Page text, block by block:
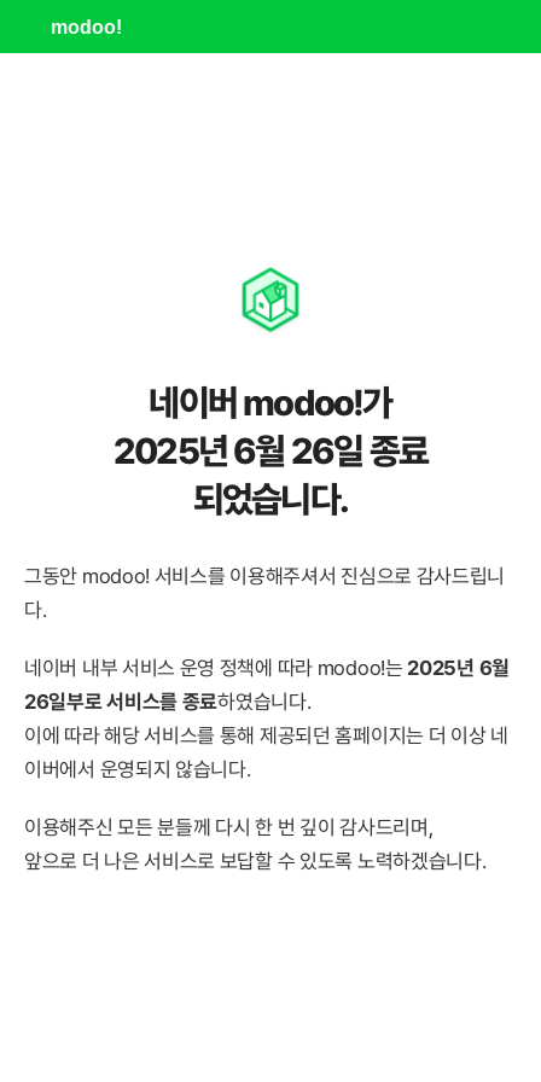
modoo!
네이버 modoo!가
2025년 6월 26일 종료
되었습니다.
그동안 modoo! 서비스를 이용해주셔서 진심으로 감사드립니
다.
네이버 내부 서비스 운영 정책에 따라 modoo!는 2025년 6월
26일부로 서비스를 종료하였습니다.
이에 따라 해당 서비스를 통해 제공되던 홈페이지는 더 이상 네
이버에서 운영되지 않습니다.
이용해주신 모든 분들께 다시 한 번 깊이 감사드리며,
앞으로 더 나은 서비스로 보답할 수 있도록 노력하겠습니다.